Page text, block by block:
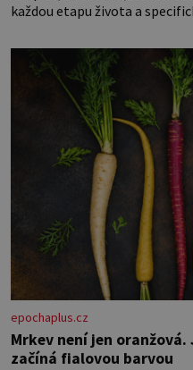
každou etapu života a
miminka měl působit
věk je
epochaplus.cz
Mrkev není jen
začíná fialovou barvou